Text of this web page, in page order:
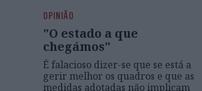
OPINIÃO
"O estado a que
chegámos"
É falacioso dizer-se que se está a
gerir melhor os quadros e que as
medidas adotadas não implicam